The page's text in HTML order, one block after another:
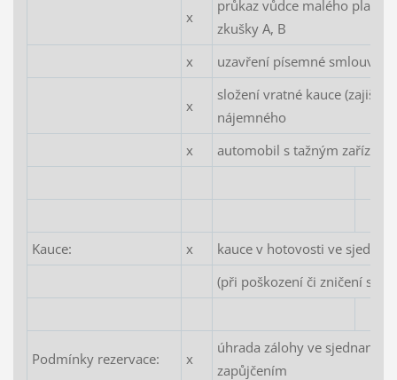
x
průkaz vůdce malého
zkušky A, B
x
uzavření písemné smlouvy
x
složení vratné kauce
nájemného
x
automobil s tažným
Kauce: x
kauce v hotovosti ve
(při poškození či zničení se
Podmínky rezervace: x
úhrada zálohy ve sjednané
zapůjčením